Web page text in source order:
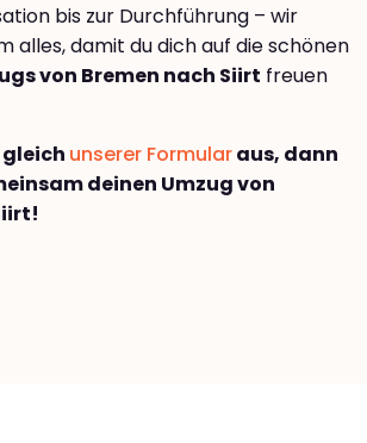
bis zur Durchführung – wir
alles, damit du dich auf die schönen
von Bremen nach Siirt freuen
unserer Formularaus, dann
deinen Umzug von